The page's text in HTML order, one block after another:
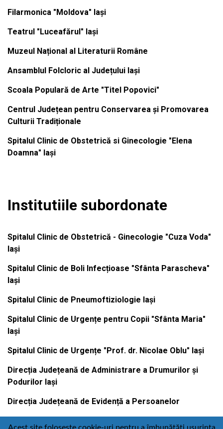
Filarmonica "Moldova" Iași
Teatrul "Luceafărul" Iași
Muzeul Național al Literaturii Române
Ansamblul Folcloric al Județului Iași
Scoala Populară de Arte "Titel Popovici"
Centrul Județean pentru Conservarea și Promovarea
Culturii Tradiționale
Spitalul Clinic de Obstetrică si Ginecologie "Elena
Doamna" Iași
Institutiile subordonate
Spitalul Clinic de Obstetrică - Ginecologie "Cuza Voda"
Iași
Spitalul Clinic de Boli Infecțioase "Sfânta Parascheva"
Iași
Spitalul Clinic de Pneumoftiziologie Iași
Spitalul Clinic de Urgențe pentru Copii "Sfânta Maria"
Iași
Spitalul Clinic de Urgențe "Prof. dr. Nicolae Oblu" Iași
Direcția Județeană de Administrare a Drumurilor și
Podurilor Iași
Direcția Județeană de Evidență a Persoanelor